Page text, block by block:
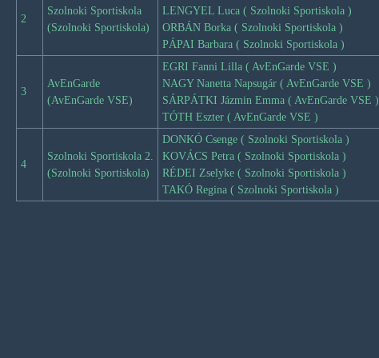
2
Szolnoki Sportiskola
(Szolnoki Sportiskola)
LENGYEL Luca ( Szolnoki Sportiskola )
ORBÁN Borka ( Szolnoki Sportiskola )
PÁPAI Barbara ( Szolnoki Sportiskola )
3
AvEnGarde
(AvEnGarde VSE)
EGRI Fanni Lilla ( AvEnGarde VSE )
NAGY Nanetta Napsugár ( AvEnGarde VSE )
SÁRPÁTKI Jázmin Emma ( AvEnGarde VSE )
TÓTH Eszter ( AvEnGarde VSE )
4
Szolnoki Sportiskola 2.
(Szolnoki Sportiskola)
DONKÓ Csenge ( Szolnoki Sportiskola )
KOVÁCS Petra ( Szolnoki Sportiskola )
RÉDEI Zselyke ( Szolnoki Sportiskola )
TAKÓ Regina ( Szolnoki Sportiskola )